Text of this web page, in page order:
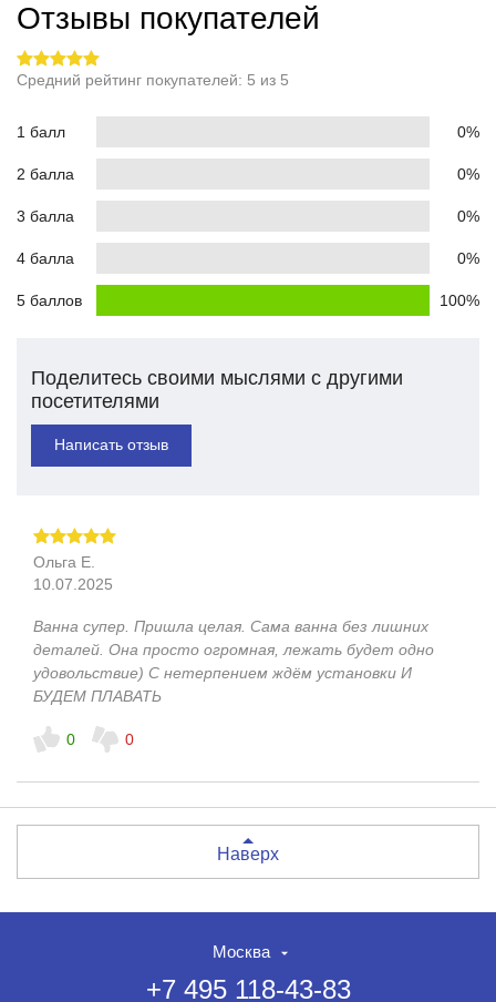
Отзывы покупателей
Средний рейтинг покупателей: 5 из 5
1 балл 0%
2 балла 0%
3 балла 0%
4 балла 0%
5 баллов 100%
Поделитесь своими мыслями с другими
посетителями
Написать отзыв
Ольга Е.
10.07.2025
Ванна супер. Пришла целая. Сама ванна без лишних
деталей. Она просто огромная, лежать будет одно
удовольствие) С нетерпением ждём установки И
БУДЕМ ПЛАВАТЬ
0 0
Наверх
Москва
+7 495 118-43-83